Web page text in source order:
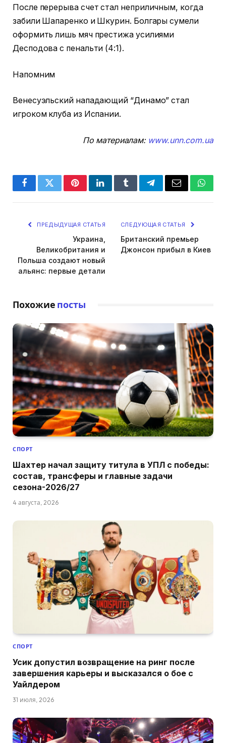
После перерыва счет стал неприличным, когда
забили Шапаренко и Шкурин. Болгары сумели
оформить лишь мяч престижа усилиями
Десподова с пенальти (4:1).
Напомним
Венесуэльский нападающий “Динамо” стал
игроком клуба из Испании.
По материалам: www.unn.com.ua
FacebookTwitterPinterestLinkedInTumblrTelegramEmail
ПРЕДЫДУЩАЯ СТАТЬЯ
Украина,
Великобритания и
Польша создают новый
альянс: первые детали
СЛЕДУЮЩАЯ СТАТЬЯ
Британский премьер
Джонсон прибыл в Киев
Похожие посты
СПОРТ
Шахтер начал защиту титула в УПЛ с победы:
состав, трансферы и главные задачи
сезона-2026/27
4 августа, 2026
СПОРТ
Усик допустил возвращение на ринг после
завершения карьеры и высказался о бое с
Уайлдером
31 июля, 2026